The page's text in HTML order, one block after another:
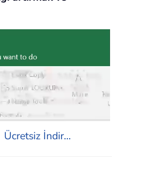
Ücretsiz İndir...